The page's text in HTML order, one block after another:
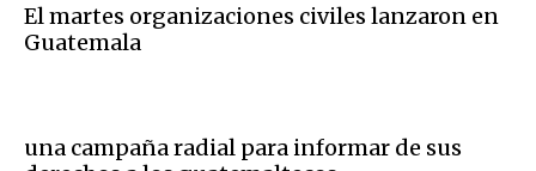
El martes organizaciones civiles lanzaron en
Guatemala
una campaña radial para informar de sus